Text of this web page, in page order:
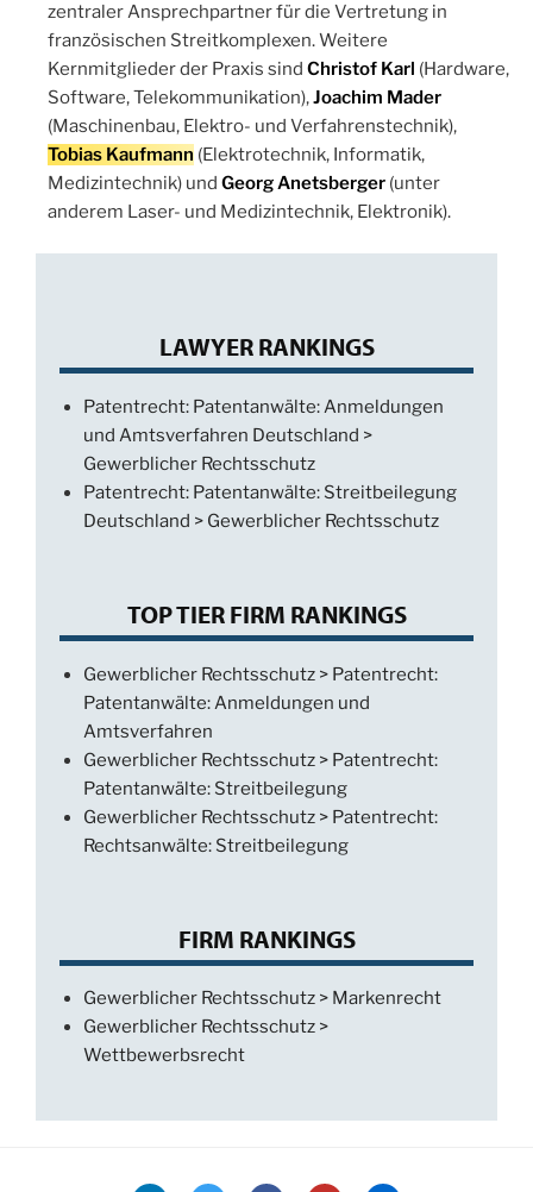
zentraler Ansprechpartner für die Vertretung in
französischen Streitkomplexen. Weitere
Kernmitglieder der Praxis sind Christof Karl (Hardware,
Software, Telekommunikation),Joachim Mader
(Maschinenbau, Elektro- und Verfahrenstechnik),
Tobias Kaufmann (Elektrotechnik, Informatik,
Medizintechnik) und Georg Anetsberger(unter
anderem Laser- und Medizintechnik, Elektronik).
LAWYER RANKINGS
Patentrecht: Patentanwälte: Anmeldungen
und Amtsverfahren Deutschland >
Gewerblicher Rechtsschutz
Patentrecht: Patentanwälte: Streitbeilegung
Deutschland > Gewerblicher Rechtsschutz
TOP TIER FIRM RANKINGS
Gewerblicher Rechtsschutz > Patentrecht:
Patentanwälte: Anmeldungen und
Amtsverfahren
Gewerblicher Rechtsschutz > Patentrecht:
Patentanwälte: Streitbeilegung
Gewerblicher Rechtsschutz > Patentrecht:
Rechtsanwälte: Streitbeilegung
FIRM RANKINGS
Gewerblicher Rechtsschutz > Markenrecht
Gewerblicher Rechtsschutz >
Wettbewerbsrecht